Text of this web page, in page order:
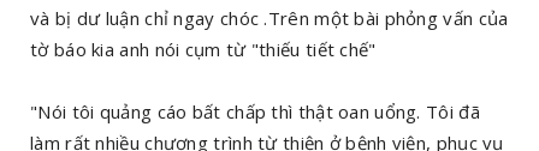
và bị dư luận chỉ ngay chóc .Trên một bài phỏng vấn của
tờ báo kia anh nói cụm từ "thiếu tiết chế"
"Nói tôi quảng cáo bất chấp thì thật oan uổng. Tôi đã
làm rất nhiều chương trình từ thiện ở bệnh viện, phục vụ